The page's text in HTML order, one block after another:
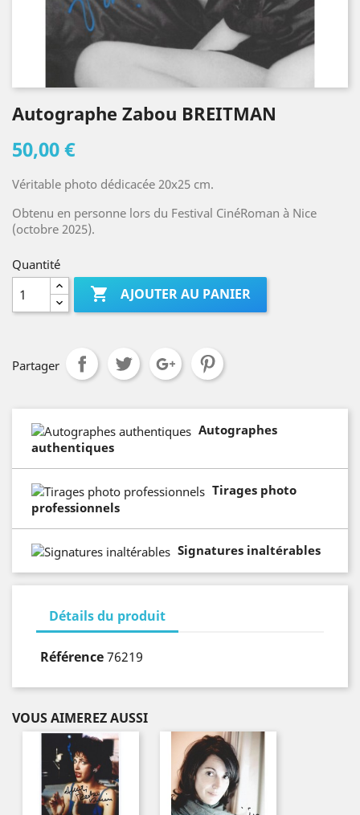
Autographe Zabou BREITMAN
50,00 €
Véritable photo dédicacée 20x25 cm.
Obtenu en personne lors du Festival CinéRoman à Nice
(octobre 2025).
Quantité
 AJOUTER AU PANIER
Partager
Autographes
authentiques
Tirages photo
professionnels
Signatures inaltérables
Détails du produit
Référence76219
VOUS AIMEREZ AUSSI